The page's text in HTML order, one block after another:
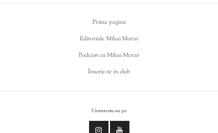
Prima pagina
Editoriale Mihai Morar
Podcast cu Mihai Morar
Înscrie-te in club
Urmareste-ne pe